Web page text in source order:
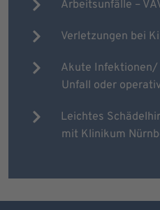
Arbeitsunfälle –
Verletzungen bei
Akute Infektionen/
Unfall oder
Leichtes
mit Klinikum